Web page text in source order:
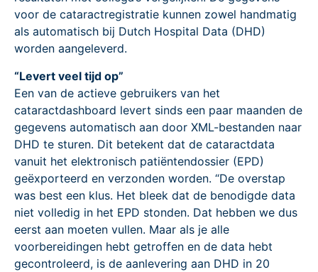
voor de cataractregistratie kunnen zowel handmatig
als automatisch bij Dutch Hospital Data (DHD)
worden aangeleverd.
“Levert veel tijd op”
Een van de actieve gebruikers van het
cataractdashboard levert sinds een paar maanden de
gegevens automatisch aan door XML-bestanden naar
DHD te sturen. Dit betekent dat de cataractdata
vanuit het elektronisch patiëntendossier (EPD)
geëxporteerd en verzonden worden. “De overstap
was best een klus. Het bleek dat de benodigde data
niet volledig in het EPD stonden. Dat hebben we dus
eerst aan moeten vullen. Maar als je alle
voorbereidingen hebt getroffen en de data hebt
gecontroleerd, is de aanlevering aan DHD in 20